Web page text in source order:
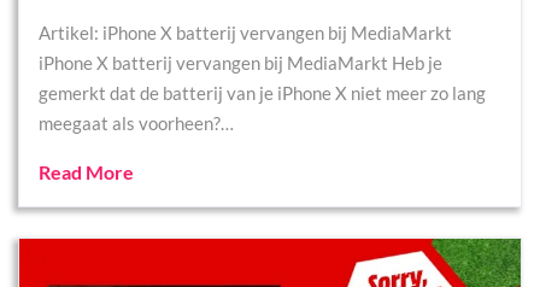
Artikel: iPhone X batterij vervangen bij MediaMarkt
iPhone X batterij vervangen bij MediaMarkt Heb je
gemerkt dat de batterij van je iPhone X niet meer zo lang
meegaat als voorheen?…
Read More